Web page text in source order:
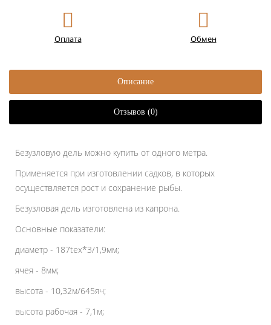
Оплата Обмен
Описание
Отзывов (0)
Безузловую дель можно купить от одного метра.
Применяется при изготовлении садков, в которых
осуществляется рост и сохранение рыбы.
Безузловая дель изготовлена из капрона.
Основные показатели:
диаметр - 187tex*3/1,9мм;
ячея - 8мм;
высота - 10,32м/645яч;
высота рабочая - 7,1м;